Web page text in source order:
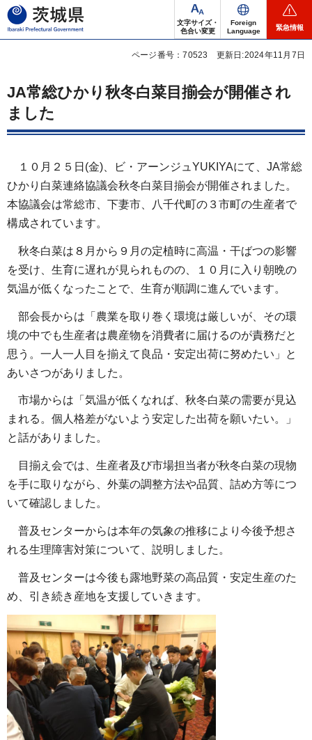
茨城県
文字サイズ・
色合い変更
Foreign
Language
緊急情報
ページ番号：70523 更新日:2024年11月7日
JA常総ひかり秋冬白菜目揃会が開催され
ました
１０月２５日(金)、ビ・アーンジュYUKIYAにて、JA常総
ひかり白菜連絡協議会秋冬白菜目揃会が開催されました。
本協議会は常総市、下妻市、八千代町の３市町の生産者で
構成されています。
秋冬白菜は８月から９月の定植時に高温・干ばつの影響
を受け、生育に遅れが見られものの、１０月に入り朝晩の
気温が低くなったことで、生育が順調に進んでいます。
部会長からは「農業を取り巻く環境は厳しいが、その環
境の中でも生産者は農産物を消費者に届けるのが責務だと
思う。一人一人目を揃えて良品・安定出荷に努めたい」と
あいさつがありました。
市場からは「気温が低くなれば、秋冬白菜の需要が見込
まれる。個人格差がないよう安定した出荷を願いたい。」
と話がありました。
目揃え会では、生産者及び市場担当者が秋冬白菜の現物
を手に取りながら、外葉の調整方法や品質、詰め方等につ
いて確認しました。
普及センターからは本年の気象の推移により今後予想さ
れる生理障害対策について、説明しました。
普及センターは今後も露地野菜の高品質・安定生産のた
め、引き続き産地を支援していきます。